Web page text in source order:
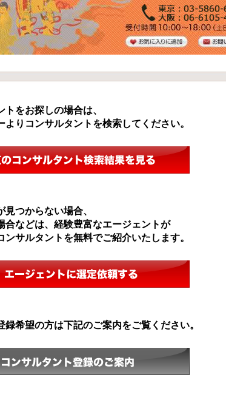
をお探しの場合は、
よりコンサルタントを検索してください。
つからない場合、
合などは、経験豊富なエージェントが
サルタントを無料でご紹介いたします。
希望の方は下記のご案内をご覧ください。